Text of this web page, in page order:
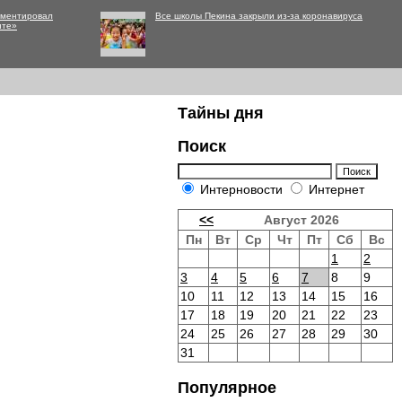
Все школы Пекина закрыли из-за коронавируса
Тайны дня
Поиск
Интерновости Интернет
<<
Август 2026
Пн
Вт Ср Чт Пт Сб
Вс
1
2
3
4 5 6 7 8
9
10
11 12 13 14 15
16
17
18 19 20 21 22
23
24
25 26 27 28 29
30
31
Популярное